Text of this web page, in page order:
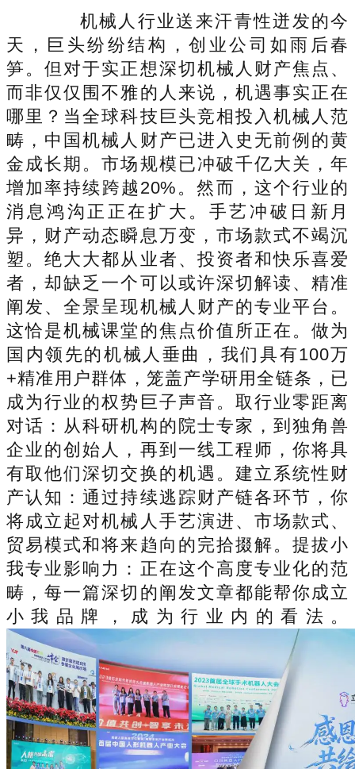
机械人行业送来汗青性迸发的今
天，巨头纷纷结构，创业公司如雨后春
笋。但对于实正想深切机械人财产焦点、
而非仅仅围不雅的人来说，机遇事实正在
哪里？当全球科技巨头竞相投入机械人范
畴，中国机械人财产已进入史无前例的黄
金成长期。市场规模已冲破千亿大关，年
增加率持续跨越20%。然而，这个行业的
消息鸿沟正正在扩大。手艺冲破日新月
异，财产动态瞬息万变，市场款式不竭沉
塑。绝大大都从业者、投资者和快乐喜爱
者，却缺乏一个可以或许深切解读、精准
阐发、全景呈现机械人财产的专业平台。
这恰是机械课堂的焦点价值所正在。做为
国内领先的机械人垂曲，我们具有100万
+精准用户群体，笼盖产学研用全链条，已
成为行业的权势巨子声音。取行业零距离
对话：从科研机构的院士专家，到独角兽
企业的创始人，再到一线工程师，你将具
有取他们深切交换的机遇。建立系统性财
产认知：通过持续逃踪财产链各环节，你
将成立起对机械人手艺演进、市场款式、
贸易模式和将来趋向的完拾掇解。提拔小
我专业影响力：正在这个高度专业化的范
畴，每一篇深切的阐发文章都能帮你成立
小我品牌，成为行业内的看法。